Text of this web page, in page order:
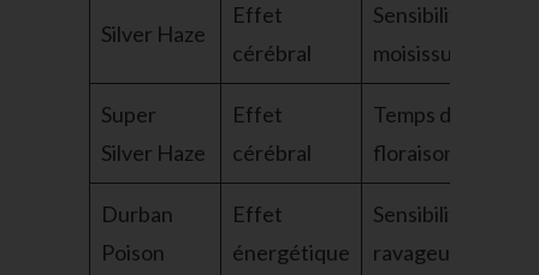
Silver Haze
Effet
cérébral
Sensibilité à la
moisissure
Super
Silver Haze
Effet
cérébral
Temps de
floraison long
Durban
Poison
Effet
énergétique
Sensibilité aux
ravageurs